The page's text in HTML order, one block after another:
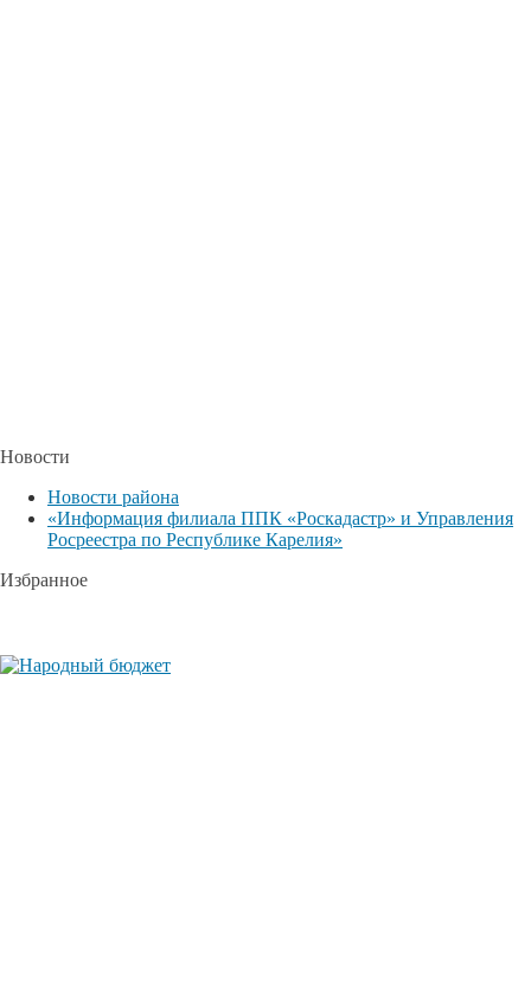
Новости
Новости района
«Информация филиала ППК «Роскадастр» и Управления
Росреестра по Республике Карелия»
Избранное